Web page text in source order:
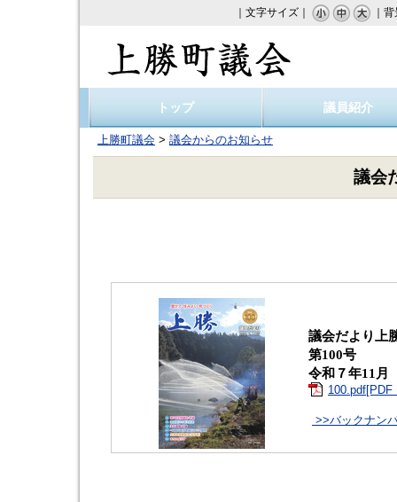
｜文字サイズ｜ ｜
トップ 議員紹介
上勝町議会 > 議会からのお知らせ
議会
議会だより上
第100号
令和７年11月
100.pdf[PDF
>>バックナン